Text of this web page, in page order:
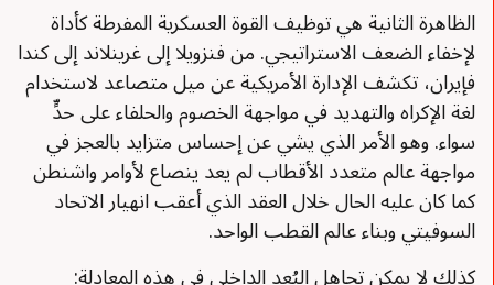
الظاهرة الثانية هي توظيف القوة العسكرية المفرطة كأداة
لإخفاء الضعف الاستراتيجي. من فنزويلا إلى غرينلاند إلى كندا
فإيران، تكشف الإدارة الأمريكية عن ميل متصاعد لاستخدام
لغة الإكراه والتهديد في مواجهة الخصوم والحلفاء على حدٍّ
سواء. وهو الأمر الذي يشي عن إحساس متزايد بالعجز في
مواجهة عالم متعدد الأقطاب لم يعد ينصاع لأوامر واشنطن
كما كان عليه الحال خلال العقد الذي أعقب انهيار الاتحاد
السوفيتي وبناء عالم القطب الواحد.